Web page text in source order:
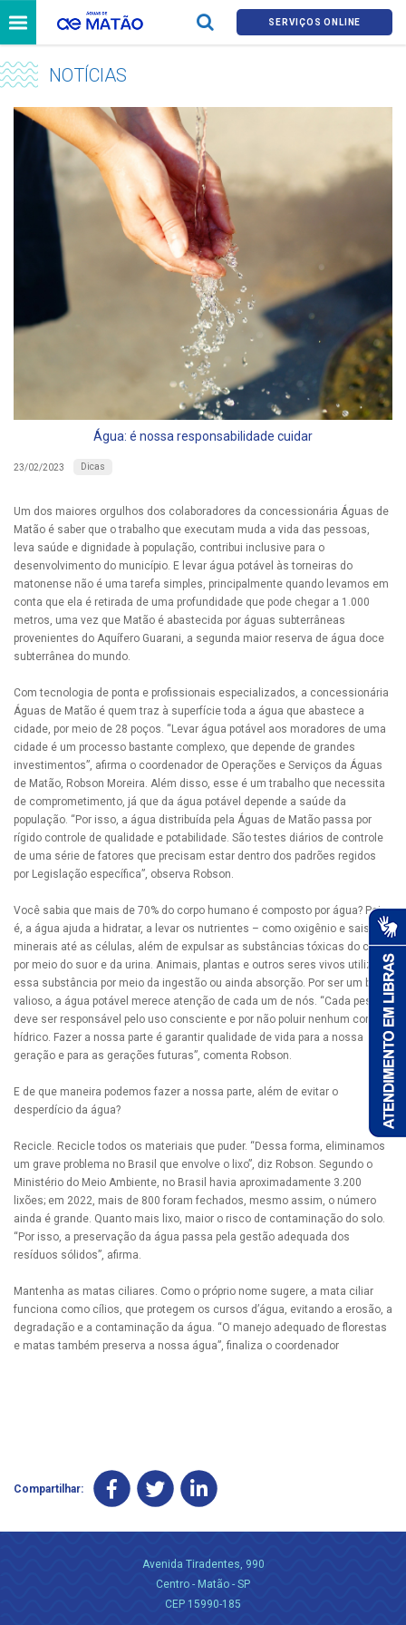
SERVIÇOS ONLINE
NOTÍCIAS
Água: é nossa responsabilidade cuidar
23/02/2023 Dicas
Um dos maiores orgulhos dos colaboradores da concessionária Águas de
Matão é saber que o trabalho que executam muda a vida das pessoas,
leva saúde e dignidade à população, contribui inclusive para o
desenvolvimento do município. E levar água potável às torneiras do
matonense não é uma tarefa simples, principalmente quando levamos em
conta que ela é retirada de uma profundidade que pode chegar a 1.000
metros, uma vez que Matão é abastecida por águas subterrâneas
provenientes do Aquífero Guarani, a segunda maior reserva de água doce
subterrânea do mundo.
Com tecnologia de ponta e profissionais especializados, a concessionária
Águas de Matão é quem traz à superfície toda a água que abastece a
cidade, por meio de 28 poços. “Levar água potável aos moradores de uma
cidade é um processo bastante complexo, que depende de grandes
investimentos”, afirma o coordenador de Operações e Serviços da Águas
de Matão, Robson Moreira. Além disso, esse é um trabalho que necessita
de comprometimento, já que da água potável depende a saúde da
população. “Por isso, a água distribuída pela Águas de Matão passa por
rígido controle de qualidade e potabilidade. São testes diários de controle
de uma série de fatores que precisam estar dentro dos padrões regidos
por Legislação específica”, observa Robson.
Você sabia que mais de 70% do corpo humano é composto por água? Pois
é, a água ajuda a hidratar, a levar os nutrientes – como oxigênio e sais
minerais até as células, além de expulsar as substâncias tóxicas do corpo
por meio do suor e da urina. Animais, plantas e outros seres vivos utilizam
essa substância por meio da ingestão ou ainda absorção. Por ser um bem
valioso, a água potável merece atenção de cada um de nós. “Cada pessoa
deve ser responsável pelo uso consciente e por não poluir nenhum corpo
hídrico. Fazer a nossa parte é garantir qualidade de vida para a nossa
geração e para as gerações futuras”, comenta Robson.
E de que maneira podemos fazer a nossa parte, além de evitar o
desperdício da água?
Recicle. Recicle todos os materiais que puder. “Dessa forma, eliminamos
um grave problema no Brasil que envolve o lixo”, diz Robson. Segundo o
Ministério do Meio Ambiente, no Brasil havia aproximadamente 3.200
lixões; em 2022, mais de 800 foram fechados, mesmo assim, o número
ainda é grande. Quanto mais lixo, maior o risco de contaminação do solo.
“Por isso, a preservação da água passa pela gestão adequada dos
resíduos sólidos”, afirma.
Mantenha as matas ciliares. Como o próprio nome sugere, a mata ciliar
funciona como cílios, que protegem os cursos d’água, evitando a erosão, a
degradação e a contaminação da água. “O manejo adequado de florestas
e matas também preserva a nossa água”, finaliza o coordenador
Compartilhar:
Avenida Tiradentes, 990
Centro - Matão - SP
CEP 15990-185